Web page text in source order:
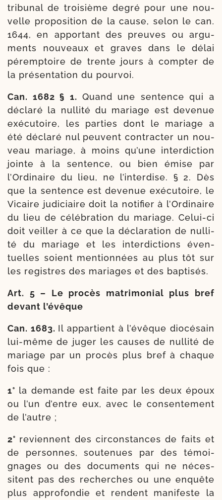
tri­bu­nal de troi­sième degré pour une nou­
velle pro­po­si­tion de la cause, selon le can.
1644, en appor­tant des preuves ou argu­
ments nou­veaux et graves dans le délai
péremp­toire de trente jours à comp­ter de
la pré­sen­ta­tion du pourvoi.
Can. 1682 § 1. Quand une sen­tence qui a
décla­ré la nul­li­té du mariage est deve­nue
exé­cu­toire, les par­ties dont le mariage a
été décla­ré nul peuvent contrac­ter un nou­
veau mariage, à moins qu’une inter­dic­tion
jointe à la sen­tence, ou bien émise par
l’Ordinaire du lieu, ne l’interdise. § 2. Dès
que la sen­tence est deve­nue exé­cu­toire, le
Vicaire judi­ciaire doit la noti­fier à l’Ordinaire
du lieu de célé­bra­tion du mariage. Celui-​ci
doit veiller à ce que la décla­ra­tion de nul­li­
té du mariage et les inter­dic­tions éven­
tuelles soient men­tion­nées au plus tôt sur
les registres des mariages et des baptisés.
Art. 5 – Le pro­cès matri­mo­nial plus bref
devant l’évêque
Can. 1683. Il appar­tient à l’évêque dio­cé­sain
lui-​même de juger les causes de nul­li­té de
mariage par un pro­cès plus bref à chaque
fois que :
1° la demande est faite par les deux époux
ou l’un d’entre eux, avec le consen­te­ment
de l’autre ;
2° reviennent des cir­cons­tances de faits et
de per­sonnes, sou­te­nues par des témoi­
gnages ou des docu­ments qui ne néces­
sitent pas des recherches ou une enquête
plus appro­fon­die et rendent mani­feste la